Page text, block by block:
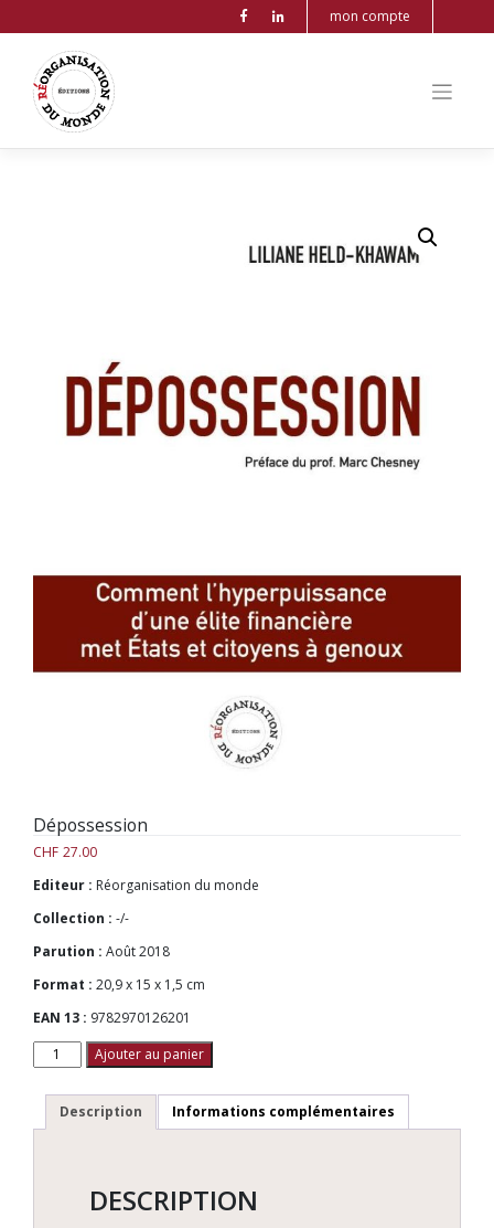
mon compte
Dépossession
CHF 27.00
Editeur : Réorganisation du monde
Collection : -/-
Parution : Août 2018
Format : 20,9 x 15 x 1,5 cm
EAN 13 : 9782970126201
quantité
de
Ajouter au panier
Description Informations complémentaires
DESCRIPTION